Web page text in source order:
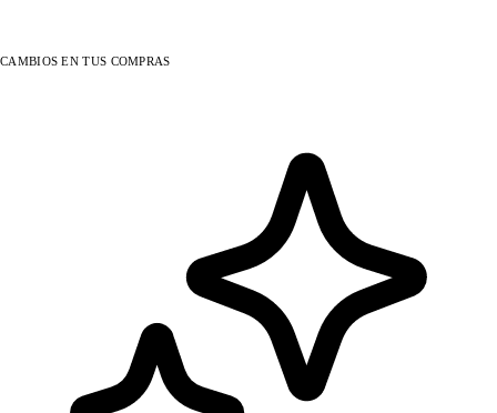
CAMBIOS EN TUS COMPRAS